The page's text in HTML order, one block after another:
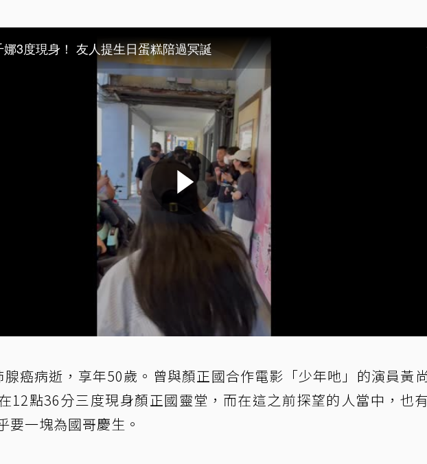
腺癌病逝，享年50歲。曾與顏正國合作電影「少年吔」的演員黃
12點36分三度現身顏正國靈堂，而在這之前探望的人當中，也
要一塊為國哥慶生。